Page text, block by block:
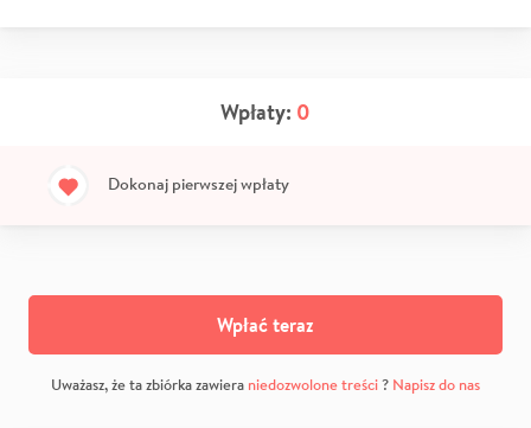
Wpłaty: 0
Dokonaj pierwszej wpłaty
Wpłać teraz
Uważasz, że ta zbiórka zawiera niedozwolone treści? Napisz do nas